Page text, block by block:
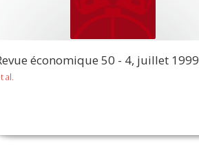
économique 50 - 4, juillet 1999
al.